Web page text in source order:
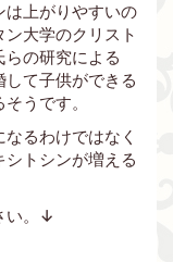
は上がりやすいの
大学のクリスト
の研究による
て子供ができる
うです。
るわけではなく
トシンが増える
い。↓